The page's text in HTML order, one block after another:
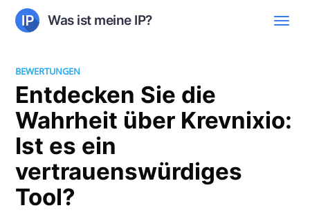
Was ist meine IP?
BEWERTUNGEN
Entdecken Sie die
Wahrheit über Krevnixio:
Ist es ein
vertrauenswürdiges
Tool?